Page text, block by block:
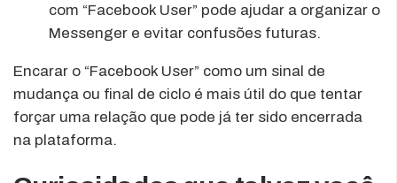
com “Facebook User” pode ajudar a organizar o
Messenger e evitar confusões futuras.
Encarar o “Facebook User” como um sinal de
mudança ou final de ciclo é mais útil do que tentar
forçar uma relação que pode já ter sido encerrada
na plataforma.